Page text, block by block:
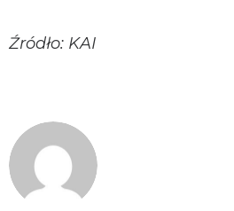
Źródło: KAI